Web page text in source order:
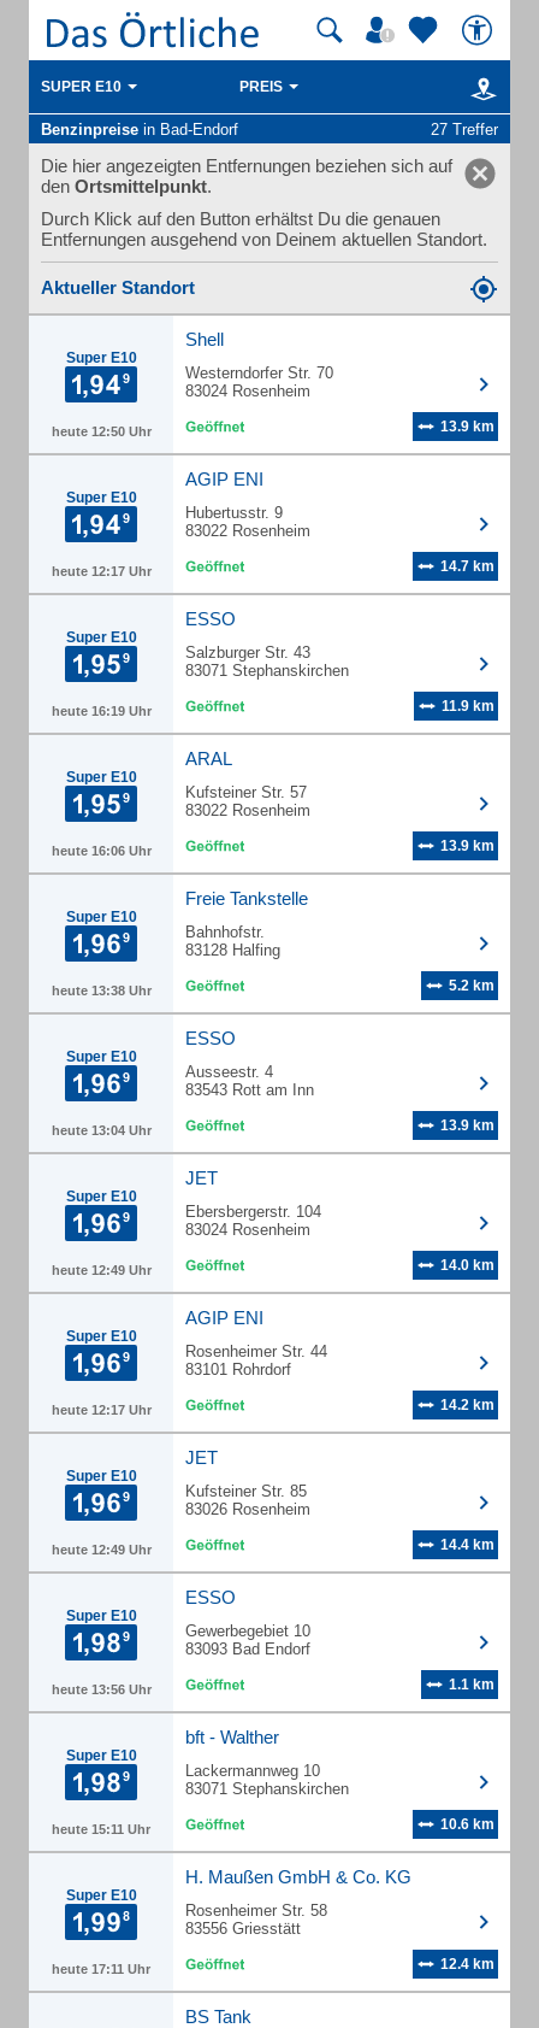
SUPER E10 PREIS
Benzinpreise in Bad-Endorf 27 Treffer
Die hier angezeigten Entfernungen beziehen sich auf
den Ortsmittelpunkt.
Durch Klick auf den Button erhältst Du die genauen
Entfernungen ausgehend von Deinem aktuellen Standort.
Aktueller Standort
Super E10
heute 12:50 Uhr
Shell
Westerndorfer Str. 70
83024 Rosenheim
13.9 km
Super E10
heute 12:17 Uhr
AGIP ENI
Hubertusstr. 9
83022 Rosenheim
14.7 km
Super E10
heute 16:19 Uhr
ESSO
Salzburger Str. 43
83071 Stephanskirchen
11.9 km
Super E10
heute 16:06 Uhr
ARAL
Kufsteiner Str. 57
83022 Rosenheim
13.9 km
Super E10
heute 13:38 Uhr
Freie Tankstelle
Bahnhofstr.
83128 Halfing
5.2 km
Super E10
heute 13:04 Uhr
ESSO
Ausseestr. 4
83543 Rott am Inn
13.9 km
Super E10
heute 12:49 Uhr
JET
Ebersbergerstr. 104
83024 Rosenheim
14.0 km
Super E10
heute 12:17 Uhr
AGIP ENI
Rosenheimer Str. 44
83101 Rohrdorf
14.2 km
Super E10
heute 12:49 Uhr
JET
Kufsteiner Str. 85
83026 Rosenheim
14.4 km
Super E10
heute 13:56 Uhr
ESSO
Gewerbegebiet 10
83093 Bad Endorf
1.1 km
Super E10
heute 15:11 Uhr
bft - Walther
Lackermannweg 10
83071 Stephanskirchen
10.6 km
Super E10
heute 17:11 Uhr
H. Maußen GmbH & Co. KG
Rosenheimer Str. 58
83556 Griesstätt
12.4 km
BS Tank